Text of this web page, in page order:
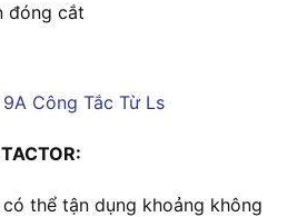
đóng cắt
thể tận dụng khoảng không